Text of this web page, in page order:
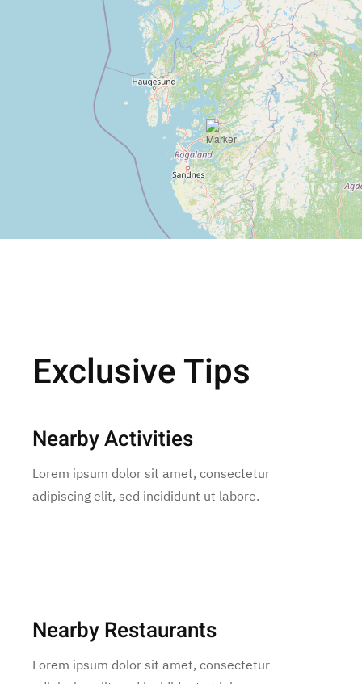
Exclusive Tips
Nearby Activities
Lorem ipsum dolor sit amet, consectetur
adipiscing elit, sed incididunt ut labore.
Nearby Restaurants
Lorem ipsum dolor sit amet, consectetur